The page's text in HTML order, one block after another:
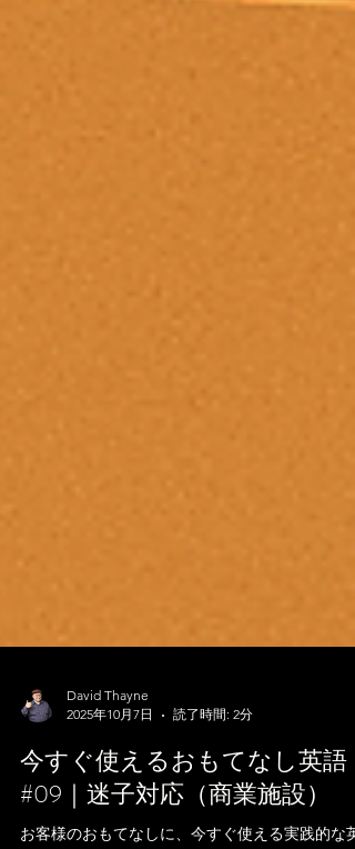
2025年10月7日
読了時間: 2分
今すぐ使えるおもてなし英語
#09｜迷子対応（商業施設）